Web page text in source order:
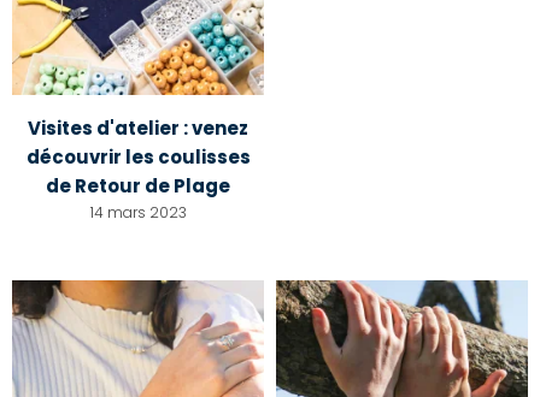
Visites d'atelier : venez
découvrir les coulisses
de Retour de Plage
14 mars 2023